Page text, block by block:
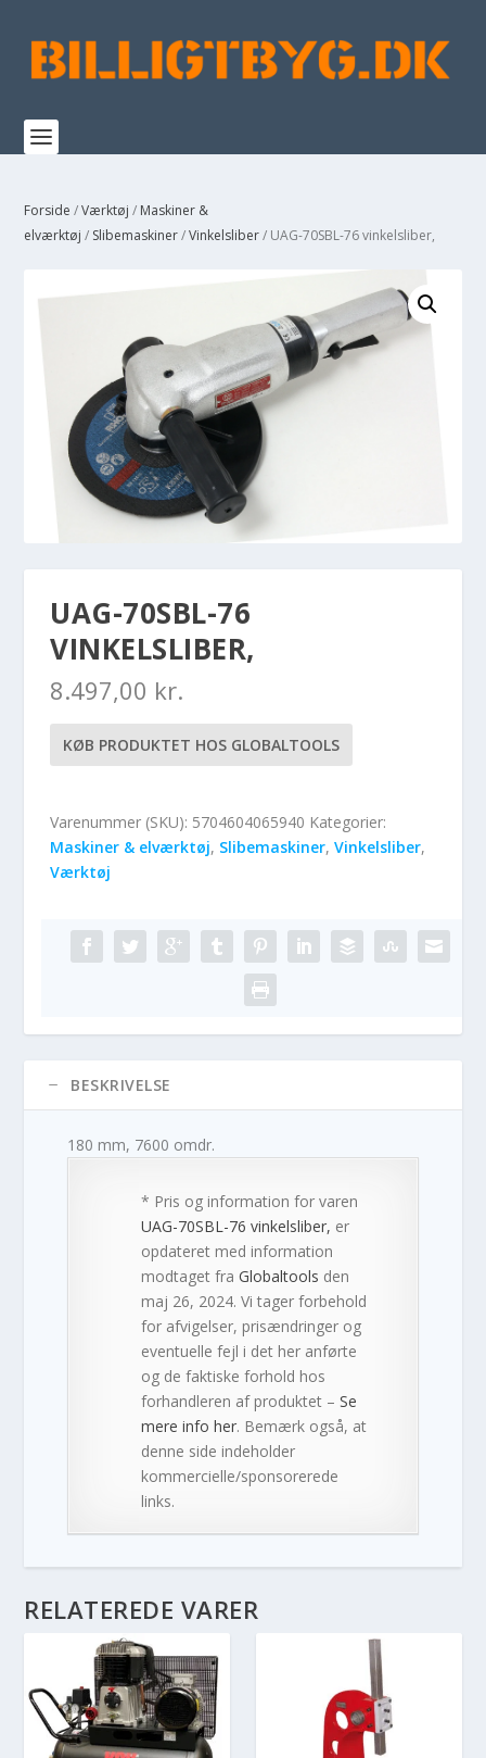
Forside /Værktøj / Maskiner &
elværktøj / Slibemaskiner/Vinkelsliber/ UAG-70SBL-76 vinkelsliber,
UAG-70SBL-76
VINKELSLIBER,
8.497,00 kr.
KØB PRODUKTET HOS GLOBALTOOLS
Varenummer (SKU): 5704604065940 Kategorier:
Maskiner & elværktøj, Slibemaskiner,Vinkelsliber,
Værktøj
BESKRIVELSE
180 mm, 7600 omdr.
* Pris og information for varen
UAG-70SBL-76 vinkelsliber, er
opdateret med information
modtaget fraGlobaltools den
maj 26, 2024. Vi tager forbehold
for afvigelser, prisændringer og
eventuelle fejl i det her anførte
og de faktiske forhold hos
forhandleren af produktet –Se
mere info her. Bemærk også, at
denne side indeholder
kommercielle/sponsorerede
links.
RELATEREDE VARER